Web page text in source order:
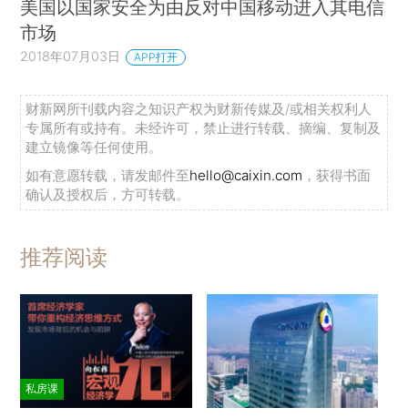
美国以国家安全为由反对中国移动进入其电信
市场
2018年07月03日 APP打开
财新网所刊载内容之知识产权为财新传媒及/或相关权利人
专属所有或持有。未经许可，禁止进行转载、摘编、复制及
建立镜像等任何使用。
如有意愿转载，请发邮件至hello@caixin.com ，获得书面
确认及授权后，方可转载。
推荐阅读
私房课